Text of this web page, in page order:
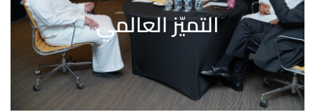
التميّز العالمي